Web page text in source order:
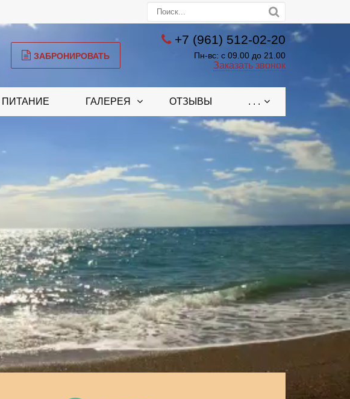
+7 (961) 512-02-20
Пн-вс: с 09.00 до 21.00
Заказать звонок
ЗАБРОНИРОВАТЬ
ПИТАНИЕ ГАЛЕРЕЯ ОТЗЫВЫ . . .